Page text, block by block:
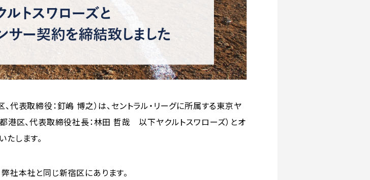
代表取締役：釘嶋 博之）は、セントラル・リーグに所属する東京ヤ
港区、代表取締役社長：林田 哲哉 以下ヤクルトスワローズ）とオ
します。
社本社と同じ新宿区にあります。